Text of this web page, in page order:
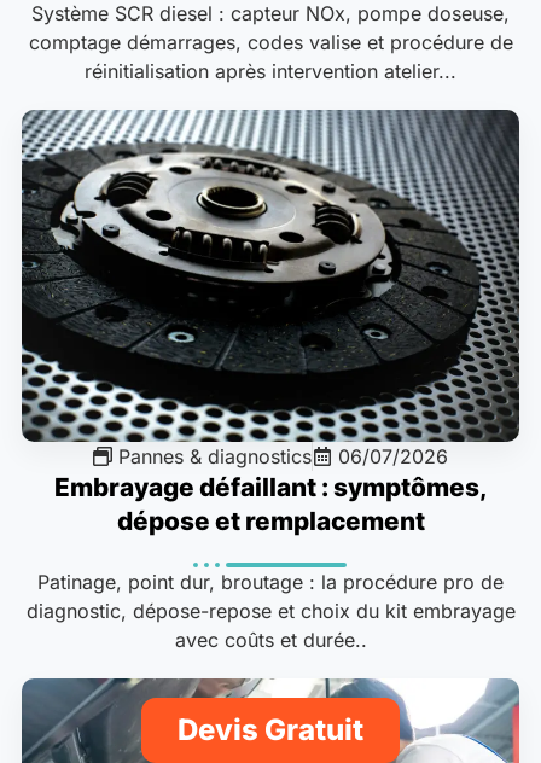
Système SCR diesel : capteur NOx, pompe doseuse,
comptage démarrages, codes valise et procédure de
réinitialisation après intervention atelier...
Pannes & diagnostics 06/07/2026
Embrayage défaillant : symptômes,
dépose et remplacement
Patinage, point dur, broutage : la procédure pro de
diagnostic, dépose-repose et choix du kit embrayage
avec coûts et durée..
Devis Gratuit